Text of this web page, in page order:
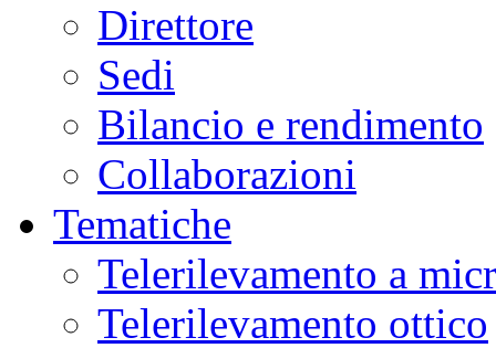
Direttore
Sedi
Bilancio e rendimento
Collaborazioni
Tematiche
Telerilevamento a
Telerilevamento ottico